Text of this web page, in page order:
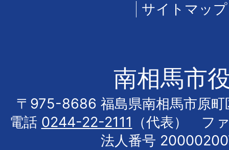
サイトマップ
南相馬市
〒975-8686 福島県南相馬市原町
電話 0244-22-2111
（代表） フ
法人番号